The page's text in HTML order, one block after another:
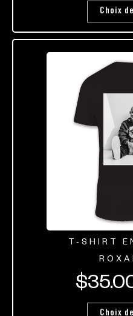
Choix
T-SHIRT
$
Choix